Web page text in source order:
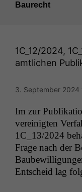
Baurecht
1C_12/2024,
amtlichen
3. September 2024
Im zur
vere­inigten
1C_13/2024
Frage nach der
Entscheid lag